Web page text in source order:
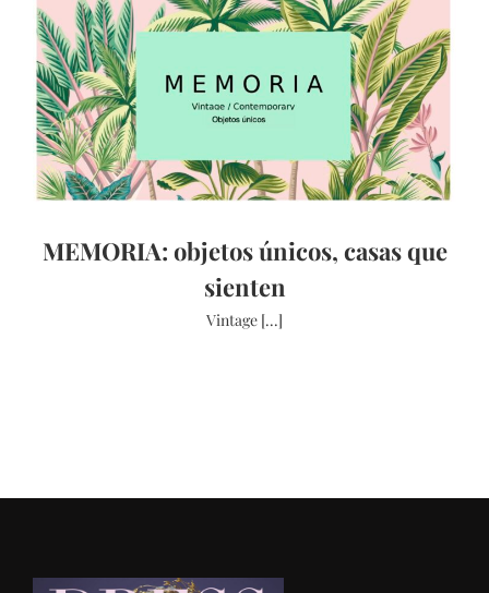
MEMORIA: objetos únicos, casas que
sienten
Vintage [...]